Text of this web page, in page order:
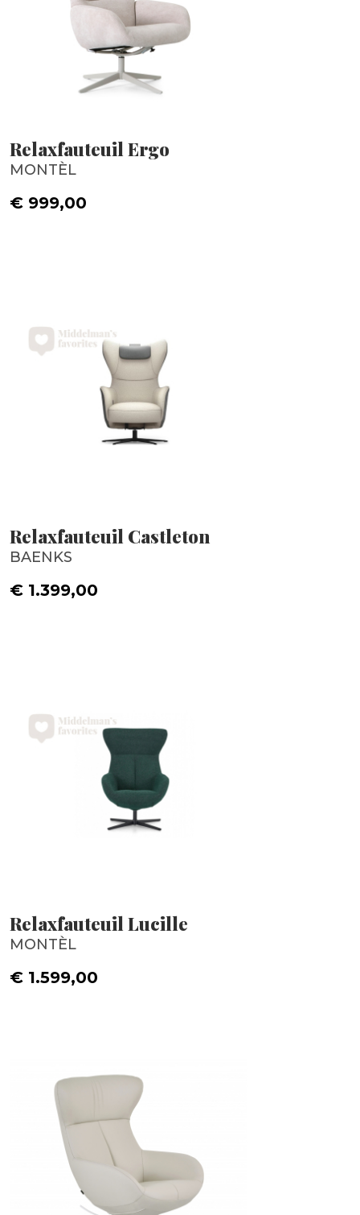
Relaxfauteuil Ergo
MONTÈL
€ 999,00
Relaxfauteuil Castleton
BAENKS
€ 1.399,00
Relaxfauteuil Lucille
MONTÈL
€ 1.599,00